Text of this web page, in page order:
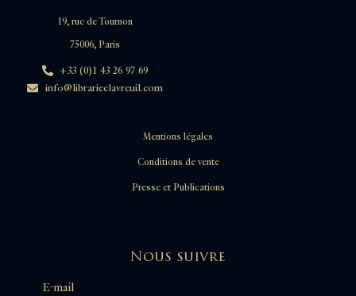
19, rue de Tournon
75006, Paris
+33 (0)1 43 26 97 69
info@librarieclavreuil.com
Mentions légales
Conditions de vente
Presse et Publications
Nous suivre
E-mail